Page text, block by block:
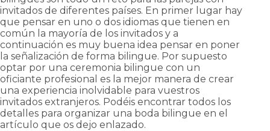
invitados de diferentes países. En primer lugar hay
que pensar en uno o dos idiomas que tienen en
común la mayoría de los invitados y a
continuación es muy buena idea pensar en poner
la señalización de forma bilingue. Por supuesto
optar por una ceremonia bilingue con un
oficiante profesional es la mejor manera de crear
una experiencia inolvidable para vuestros
invitados extranjeros. Podéis encontrar todos los
detalles para organizar una boda bilingue en el
artículo que os dejo enlazado.